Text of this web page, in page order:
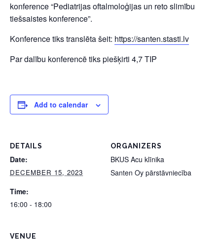
konference “Pediatrijas oftalmoloģijas un reto slimību
tiešsaistes konference”.
Konference tiks translēta šeit: https://santen.stasti.lv
Par dalību konferencē tiks piešķirti 4,7 TIP
Add to calendar
DETAILS
Date:
DECEMBER 15, 2023
Time:
16:00 - 18:00
ORGANIZERS
BKUS Acu klīnika
Santen Oy pārstāvniecība
VENUE